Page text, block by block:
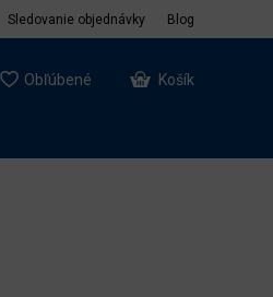
Sledovanie objednávky Blog
Obľúbené Košík